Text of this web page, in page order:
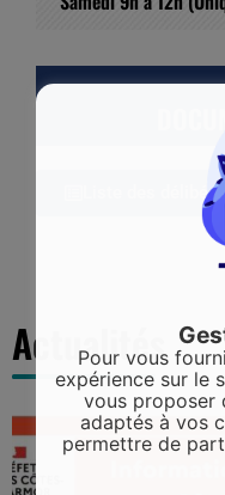
Liste des
Actualités
Pour vous
expérience sur le
vous proposer
adaptés à vos
permettre de